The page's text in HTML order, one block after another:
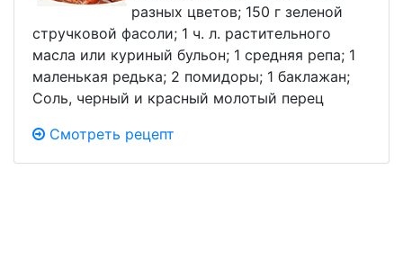
разных цветов; 150 г зеленой
стручковой фасоли; 1 ч. л. растительного
масла или куриный бульон; 1 средняя репа; 1
маленькая редька; 2 помидоры; 1 баклажан;
Соль, черный и красный молотый перец
Смотреть рецепт